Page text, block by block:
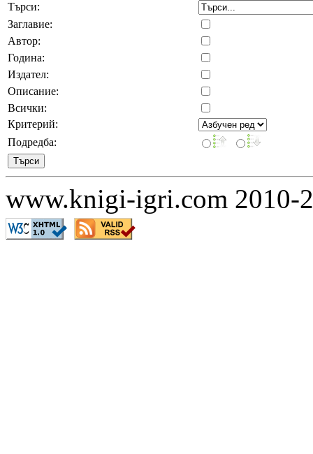
Търси:
Заглавие:
Автор:
Година:
Издател:
Описание:
Всички:
Критерий:
Подредба:
www.knigi-igri.com 2010-